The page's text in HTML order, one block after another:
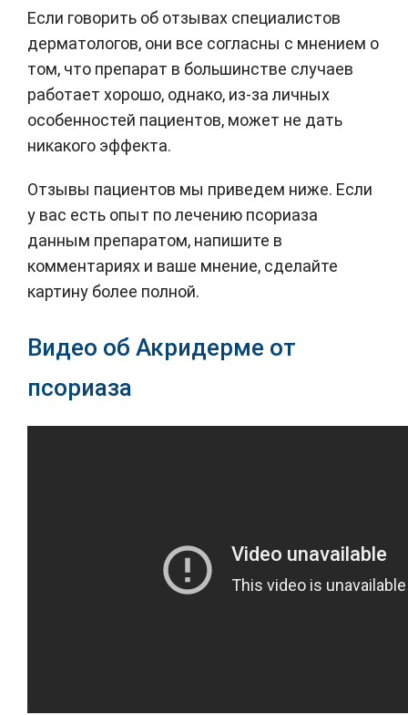
Если говорить об отзывах специалистов
дерматологов, они все согласны с мнением о
том, что препарат в большинстве случаев
работает хорошо, однако, из-за личных
особенностей пациентов, может не дать
никакого эффекта.
Отзывы пациентов мы приведем ниже. Если
у вас есть опыт по лечению псориаза
данным препаратом, напишите в
комментариях и ваше мнение, сделайте
картину более полной.
Видео об Акридерме от
псориаза